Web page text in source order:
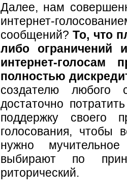
Далее, нам
интернет-
сообщений?То, что
либо ограничений
интернет-
полностью
создателю любого
достаточно
поддержку своего
голосования, чтобы
нужно мучительное
выбирают по
риторический.